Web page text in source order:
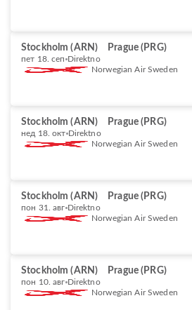
Stockholm (ARN) Prague (PRG)
пет 18. сеп Direktno
Norwegian Air Sweden
Stockholm (ARN) Prague (PRG)
нед 18. окт Direktno
Norwegian Air Sweden
Stockholm (ARN) Prague (PRG)
пон 31. авг Direktno
Norwegian Air Sweden
Stockholm (ARN) Prague (PRG)
пон 10. авг Direktno
Norwegian Air Sweden